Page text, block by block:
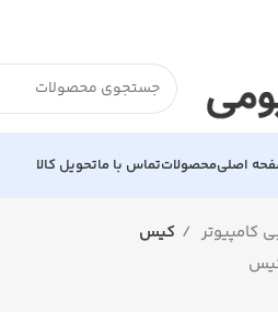
اصلیمحصولاتتماس با ماتحویل کالا
کامپیوتر کیس